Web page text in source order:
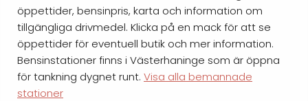
öppettider, bensinpris, karta och information om
tillgängliga drivmedel. Klicka på en mack för att se
öppettider för eventuell butik och mer information.
Bensinstationer finns i Västerhaninge som är öppna
för tankning dygnet runt. Visa alla bemannade
stationer